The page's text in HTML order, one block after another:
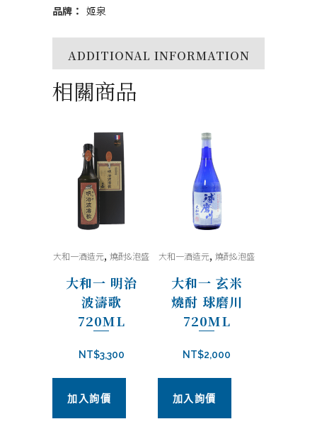
品牌： 姬泉
ADDITIONAL INFORMATION
相關商品
大和一酒造元,燒酎&泡盛
大和一 明治
波濤歌
720ML
NT$3,300
加入詢價
大和一酒造元,燒酎&泡盛
大和一 玄米
燒酎 球磨川
720ML
NT$2,000
加入詢價